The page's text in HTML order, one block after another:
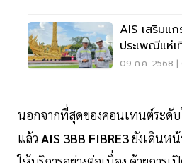
AIS เสริมแ
ประเพณีแห่
09 ก.ค. 2568 |
นอกจากที่สุดของคอนเทนต์ระดั
แล้ว AIS 3BB FIBRE3ยังเดินห